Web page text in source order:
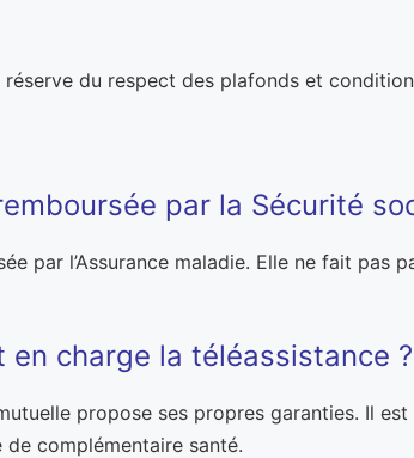
du respect des plafonds et
par la Sécurité
par l’Assurance maladie. Elle ne fait
charge la téléassistance ?
propose ses propres garanties. Il
complémentaire santé.